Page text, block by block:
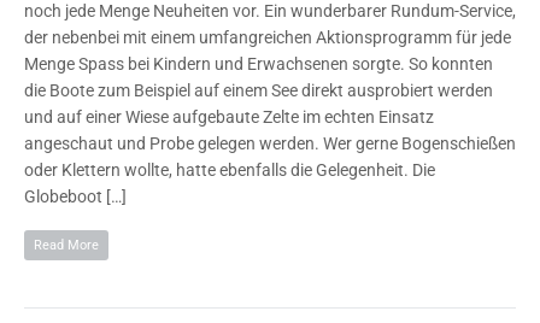
noch jede Menge Neuheiten vor. Ein wunderbarer Rundum-Service,
der nebenbei mit einem umfangreichen Aktionsprogramm für jede
Menge Spass bei Kindern und Erwachsenen sorgte. So konnten
die Boote zum Beispiel auf einem See direkt ausprobiert werden
und auf einer Wiese aufgebaute Zelte im echten Einsatz
angeschaut und Probe gelegen werden. Wer gerne Bogenschießen
oder Klettern wollte, hatte ebenfalls die Gelegenheit. Die
Globeboot […]
Read More